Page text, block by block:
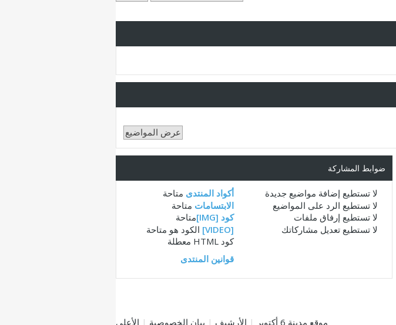
ضوابط المشاركة
لا تستطيع إضافة مواضيع جديدة
لا تستطيع الرد على المواضيع
لا تستطيع إرفاق ملفات
لا تستطيع تعديل مشاركاتك
أكواد المنتدى متاحة
الابتسامات متاحة
كود [IMG]
متاحة
[VIDEO]
الكود هو متاحة
كود HTML
معطلة
قوانين المنتدى
موقع مدينة 6 أكتوبر | الأرشيف | بيان الخصوصية | الأعلى